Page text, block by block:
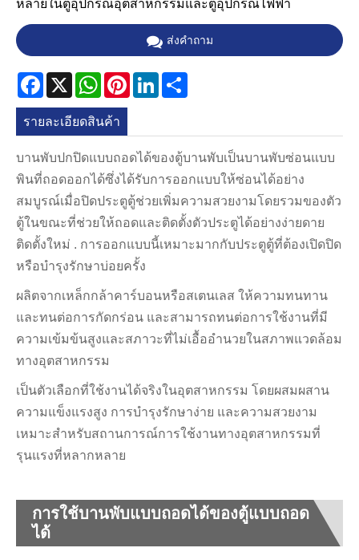
หลายในตู้อุปกรณ์อุตสาหกรรมและตู้อุปกรณ์ไฟฟ้า
ส่งคำถาม
Facebook
X WhatsApp
PinterestLinkedIn
รายละเอียดสินค้า
บานพับปกปิดแบบถอดได้ของตู้บานพับเป็นบานพับซ่อนแบบ
พินที่ถอดออกได้ซึ่งได้รับการออกแบบให้ซ่อนได้อย่าง
สมบูรณ์เมื่อปิดประตูตู้ช่วยเพิ่มความสวยงามโดยรวมของตัว
ตู้ในขณะที่ช่วยให้ถอดและติดตั้งตัวประตูได้อย่างง่ายดาย
ติดตั้งใหม่ . การออกแบบนี้เหมาะมากกับประตูตู้ที่ต้องเปิดปิด
หรือบำรุงรักษาบ่อยครั้ง
ผลิตจากเหล็กกล้าคาร์บอนหรือสเตนเลส ให้ความทนทาน
และทนต่อการกัดกร่อน และสามารถทนต่อการใช้งานที่มี
ความเข้มข้นสูงและสภาวะที่ไม่เอื้ออำนวยในสภาพแวดล้อม
ทางอุตสาหกรรม
เป็นตัวเลือกที่ใช้งานได้จริงในอุตสาหกรรม โดยผสมผสาน
ความแข็งแรงสูง การบำรุงรักษาง่าย และความสวยงาม
เหมาะสำหรับสถานการณ์การใช้งานทางอุตสาหกรรมที่
รุนแรงที่หลากหลาย
การใช้บานพับแบบถอดได้ของตู้แบบถอด
ได้